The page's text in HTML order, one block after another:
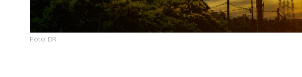
Foto: DR